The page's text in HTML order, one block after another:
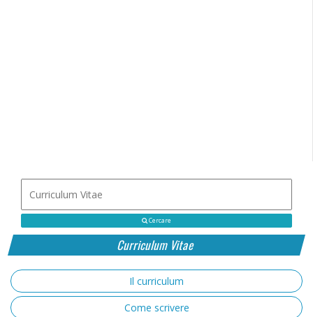
Cercare
Curriculum Vitae
Il curriculum
Come scrivere